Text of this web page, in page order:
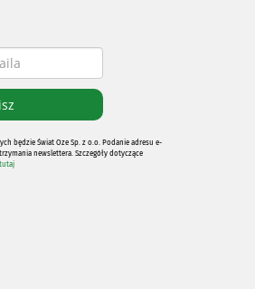
będzie Świat Oze Sp. z o.o. Podanie adresu e-
newslettera. Szczegóły dotyczące
tutaj